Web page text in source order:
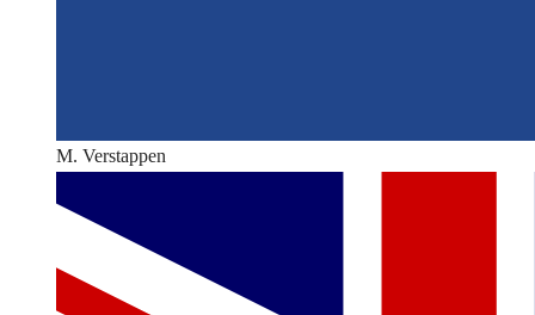
M. Verstappen